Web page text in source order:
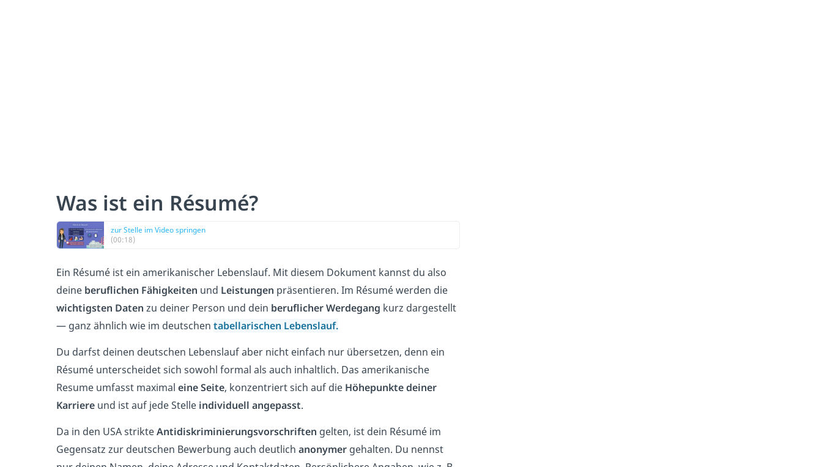
Was ist ein Résumé?
zur Stelle im Video springen
(00:18)
Ein Résumé ist ein amerikanischer Lebenslauf. Mit diesem Dokument kannst du also
deine beruflichen Fähigkeiten und Leistungen präsentieren. Im Résumé werden die
wichtigsten Daten zu deiner Person und dein beruflicher Werdegang kurz dargestellt
— ganz ähnlich wie im deutschen tabellarischen Lebenslauf.
Du darfst deinen deutschen Lebenslauf aber nicht einfach nur übersetzen, denn ein
Résumé unterscheidet sich sowohl formal als auch inhaltlich. Das amerikanische
Resume umfasst maximal eine Seite, konzentriert sich auf die Höhepunkte deiner
Karriere und ist auf jede Stelle individuell angepasst.
Da in den USA strikteAntidiskriminierungsvorschriften gelten, ist dein Résumé im
Gegensatz zur deutschen Bewerbung auch deutlich anonymer gehalten. Du nennst